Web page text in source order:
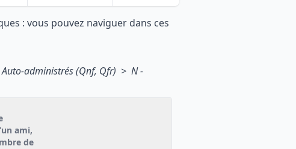
: vous pouvez naviguer dans ces
administrés (Qnf, Qfr) > N -
ami,
de